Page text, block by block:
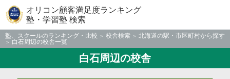
オリコン顧客満足度ランキング
塾・学習塾 検索
塾、スクールのランキング・比較 校舎検索
北海道の駅・市区町村から探す
白石周辺の校舎一覧
白石周辺の校舎